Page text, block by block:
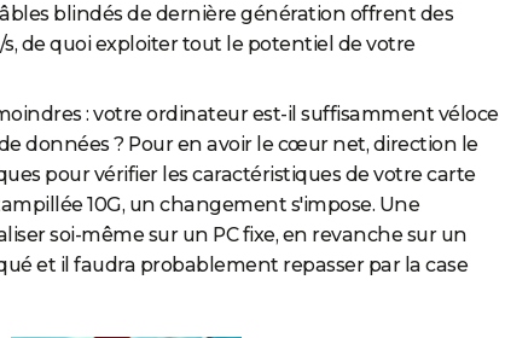
blindés de dernière génération offrent des
de quoi exploiter tout le potentiel de votre
: votre ordinateur est-il suffisamment véloce
données ? Pour en avoir le cœur net, direction le
pour vérifier les caractéristiques de votre carte
10G, un changement s'impose. Une
soi-même sur un PC fixe, en revanche sur un
et il faudra probablement repasser par la case